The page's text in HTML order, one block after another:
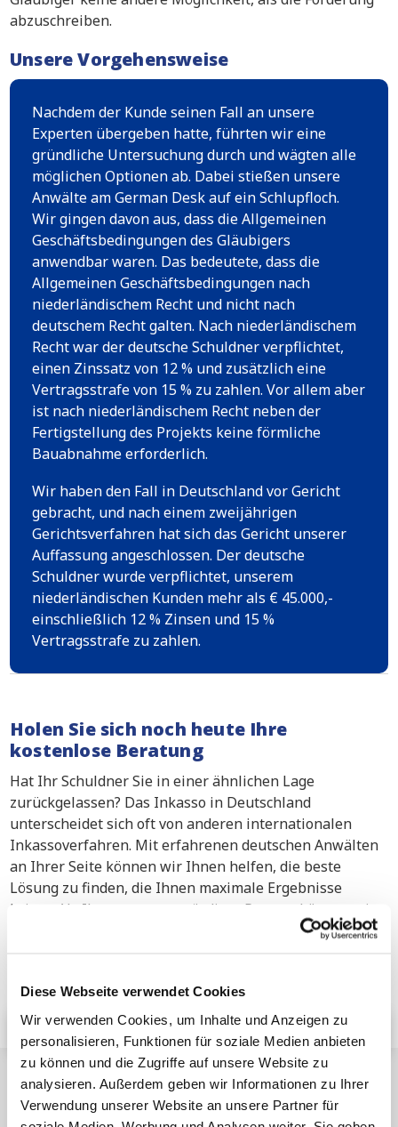
Diese Webseite verwendet Cookies
Wir verwenden Cookies, um Inhalte und Anzeigen zu
personalisieren, Funktionen für soziale Medien anbieten
zu können und die Zugriffe auf unsere Website zu
analysieren. Außerdem geben wir Informationen zu Ihrer
Verwendung unserer Website an unsere Partner für
abzuschreiben.
Unsere Vorgehensweise
Nachdem der Kunde seinen Fall an unsere
Experten übergeben hatte, führten wir eine
gründliche Untersuchung durch und wägten alle
möglichen Optionen ab. Dabei stießen unsere
Anwälte am German Desk auf ein Schlupfloch.
Wir gingen davon aus, dass die Allgemeinen
Geschäftsbedingungen des Gläubigers
anwendbar waren. Das bedeutete, dass die
Allgemeinen Geschäftsbedingungen nach
niederländischem Recht und nicht nach
deutschem Recht galten. Nach niederländischem
Recht war der deutsche Schuldner verpflichtet,
einen Zinssatz von 12 % und zusätzlich eine
Vertragsstrafe von 15 % zu zahlen. Vor allem aber
ist nach niederländischem Recht neben der
Fertigstellung des Projekts keine förmliche
Bauabnahme erforderlich.
Wir haben den Fall in Deutschland vor Gericht
gebracht, und nach einem zweijährigen
Gerichtsverfahren hat sich das Gericht unserer
Auffassung angeschlossen. Der deutsche
Schuldner wurde verpflichtet, unserem
niederländischen Kunden mehr als € 45.000,-
einschließlich 12 % Zinsen und 15 %
Vertragsstrafe zu zahlen.
Holen Sie sich noch heute Ihre
kostenlose Beratung
Hat Ihr Schuldner Sie in einer ähnlichen Lage
zurückgelassen? Das Inkasso in Deutschland
unterscheidet sich oft von anderen internationalen
Inkassoverfahren. Mit erfahrenen deutschen Anwälten
an Ihrer Seite können wir Ihnen helfen, die beste
Lösung zu finden, die Ihnen maximale Ergebnisse
bringt. Als Ihr vertrauenswürdiger Partner können wir
Ihre Forderung ohne gerichtliche Beteiligung eintreiben
Beratung.
Erhalten Sie Ihre kostenlose Beratung
Ähnliche Artikel